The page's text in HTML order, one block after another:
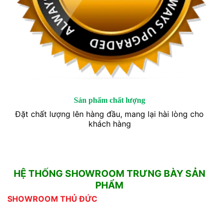
Sản phẩm chất lượng
Đặt chất lượng lên hàng đầu, mang lại hài lòng cho
khách hàng
HỆ THỐNG SHOWROOM TRƯNG BÀY SẢN
PHẨM
SHOWROOM THỦ ĐỨC